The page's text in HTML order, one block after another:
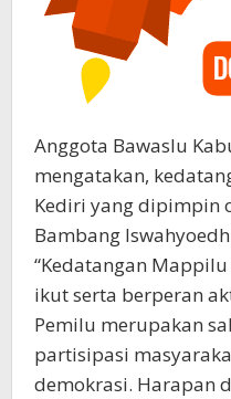
Anggota Bawaslu
mengatakan,
Kediri yang dipimpin
Bambang
“Kedatangan
ikut serta berperan
Pemilu merupakan
partisipasi
demokrasi. Harapan